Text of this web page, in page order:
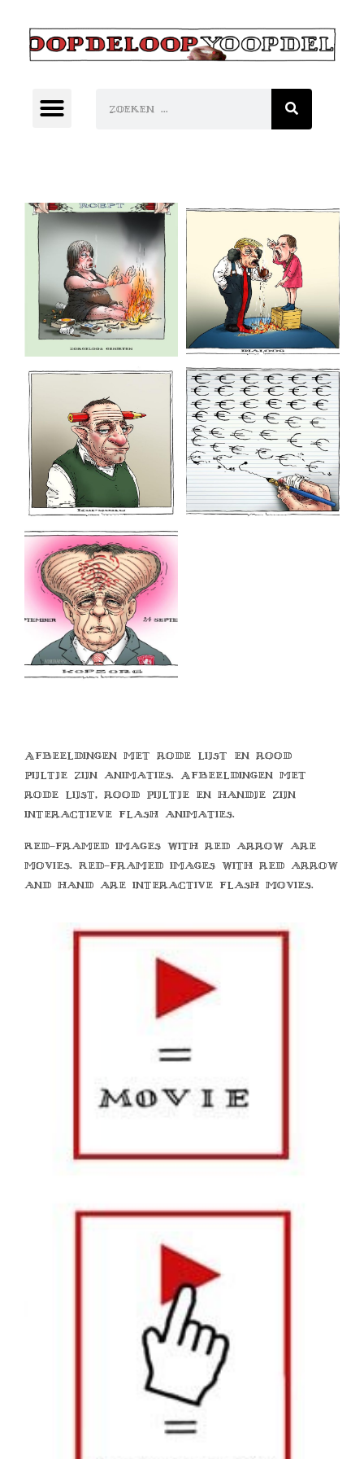
Afbeeldingen met rode lijst en rood
pijltje zijn animaties. Afbeeldingen met
rode lijst, rood pijltje en handje zijn
interactieve flash animaties.
Red-framed images with red arrow are
movies. Red-framed images with red arrow
and hand are interactive flash movies.